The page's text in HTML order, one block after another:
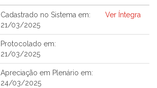
Cadastrado no Sistema em:
21/03/2025
Ver Íntegra
Protocolado em:
21/03/2025
Apreciação em Plenário em:
24/03/2025